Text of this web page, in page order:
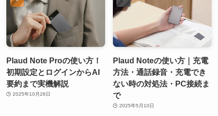
Plaud Note Proの使い方！
初期設定とログインからAI
要約まで実機解説
2025年10月26日
Plaud Noteの使い方｜充電
方法・通話録音・充電でき
ない時の対処法・PC接続ま
で
2025年5月10日